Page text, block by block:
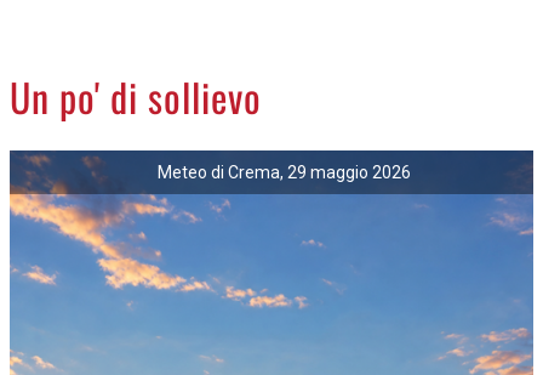
LA PIAZZA
ANIMALI
NECROLOGI
Un po' di sollievo
Meteo di Crema, 29 maggio 2026